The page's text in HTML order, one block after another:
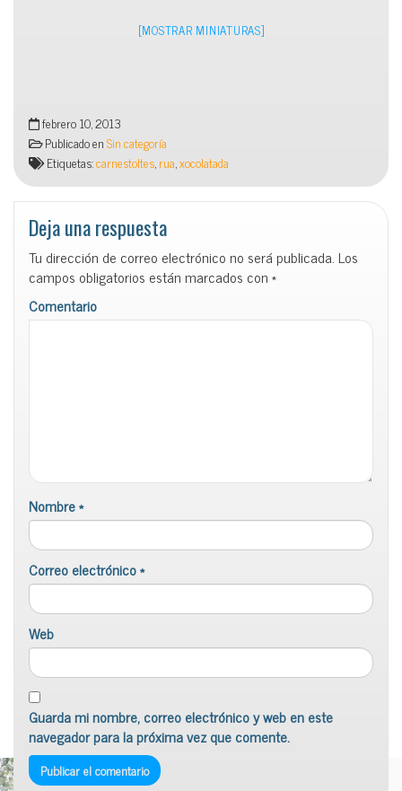
[MOSTRAR MINIATURAS]
febrero 10, 2013
Publicado enSin categoría
Etiquetas:carnestoltes,rua,xocolatada
Deja una respuesta
Tu dirección de correo electrónico no será publicada. Los
campos obligatorios están marcados con*
Comentario
Nombre*
Correo electrónico*
Web
Guarda mi nombre, correo electrónico y web en este
navegador para la próxima vez que comente.